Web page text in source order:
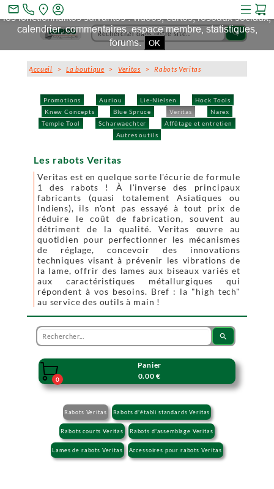
search
Promotions Auriou Lie-Nielsen
Hock Tools
Knew Concepts
Blue Spruce Veritas
Narex
Temple Tool
Scharwaechter
Affûtage et entretien
Autres outils
Accueil >La boutique >Veritas > Rabots Veritas
Les rabots Veritas
Veritas est en quelque sorte l'écurie de formule
1 des rabots ! À l'inverse des principaux
fabricants (quasi totalement Asiatiques ou
Indiens), ils n'ont pas essayé à tout prix de
réduire le coût de fabrication, souvent au
détriment de la qualité. Veritas œuvre au
quotidien pour perfectionner les mécanismes
de réglage, concevoir des innovations
techniques visant à prévenir les vibrations de
la lame, offrir des lames aux biseaux variés et
aux caractéristiques métallurgiques qui
répondent à vos besoins. Bref : la "high tech"
au service des outils à main !
search

0
Panier
0.00 €
Rabots Veritas Rabots d'établi standards Veritas
Rabots courts Veritas Rabots d'assemblage Veritas
Lames de rabots Veritas Accessoires pour rabots Veritas
mail_outline
Ce site et des sites tiers qu'il utilise collectent des cookies pour
les fonctionnalités suivantes : vidéos, cartes, réseaux sociaux,
calendrier, commentaires, espace membre, statistiques,
forums. OK